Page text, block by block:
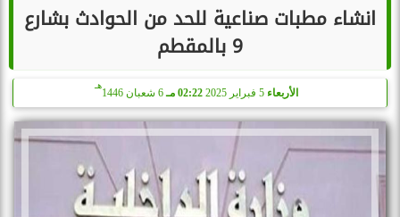
انشاء مطبات صناعية للحد من الحوادث بشارع
9 بالمقطم
الأربعاء 02:22 مـ 6 شعبان 1446
هـ